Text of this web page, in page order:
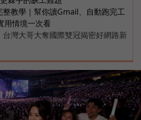
教學｜幫你讀Gmail、自動跑完工
用情境一次看
灣大哥大奪國際雙冠揭密好網路新